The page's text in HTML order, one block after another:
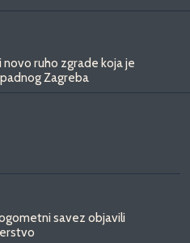
ruho zgrade koja je
Zagreba
savez objavili